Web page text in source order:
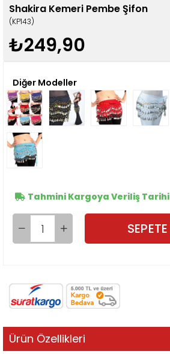
Shakira Kemeri Pembe Şifon
(KP143)
₺249,90
Diğer Modeller
Tahmini Kargoya Veriliş Tarihi
Ürün Özellikleri